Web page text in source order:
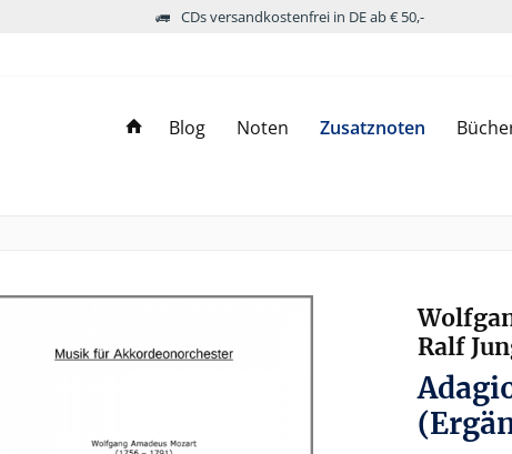
CDs versandkostenfrei in DE ab € 50,-
Blog Noten Zusatznoten
Ralf